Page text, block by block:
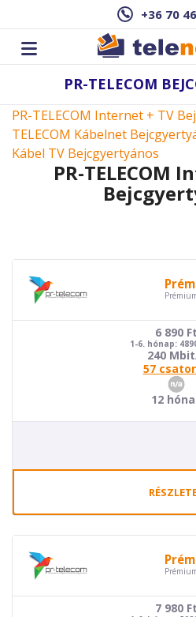
+36 70
PR-TELECOM
PR-TELECOM Internet + TV
TELECOM Kábelnet
Kábel TV Bejcgyertyános
PR-TELECOM
6 890 Ft
1-6. hónap:
240
57
12
7 980 Ft